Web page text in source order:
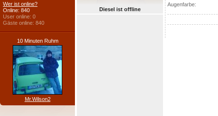
Diesel ist offline
Augenfarbe:
Wer ist online?
Online: 840
User online: 0
Gäste online: 840
10 Minuten Ruhm
Mr.Wilson2